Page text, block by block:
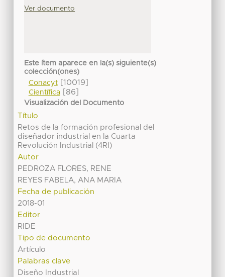
Ver documento
Este ítem aparece en la(s) siguiente(s)
colección(ones)
Conacyt[10019]
Científica[86]
Visualización del Documento
Título
Retos de la formación profesional del
diseñador industrial en la Cuarta
Revolución Industrial (4RI)
Autor
PEDROZA FLORES, RENE
REYES FABELA, ANA MARIA
Fecha de publicación
2018-01
Editor
RIDE
Tipo de documento
Artículo
Palabras clave
Diseño Industrial